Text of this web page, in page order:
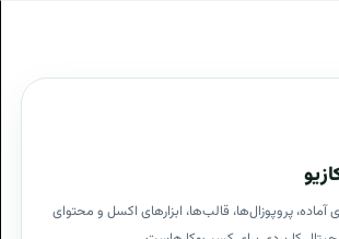
آماده، پروپوزال‌ها، قالب‌ها، ابزارهای اکسل و محتوای